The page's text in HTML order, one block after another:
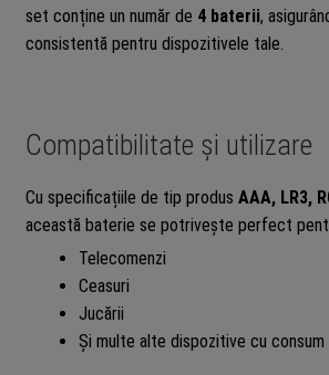
set conține un număr de 4 baterii,
consistentă pentru dispozitivele tale.
Compatibilitate și utilizare
Cu specificațiile de tip produs AAA, LR3,
această baterie se potrivește perfect
Telecomenzi
Ceasuri
Jucării
Și multe alte dispozitive cu